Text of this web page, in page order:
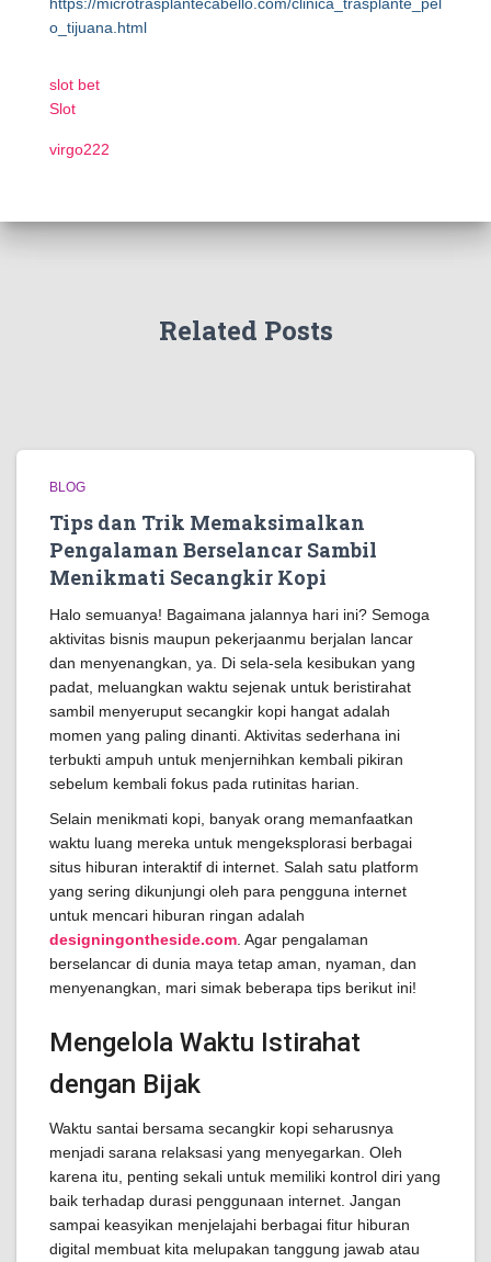
o_tijuana.html
slot bet
Slot
virgo222
Related Posts
BLOG
Tips dan Trik Memaksimalkan
Pengalaman Berselancar Sambil
Menikmati Secangkir Kopi
Halo semuanya! Bagaimana jalannya hari ini? Semoga
aktivitas bisnis maupun pekerjaanmu berjalan lancar
dan menyenangkan, ya. Di sela-sela kesibukan yang
padat, meluangkan waktu sejenak untuk beristirahat
sambil menyeruput secangkir kopi hangat adalah
momen yang paling dinanti. Aktivitas sederhana ini
terbukti ampuh untuk menjernihkan kembali pikiran
sebelum kembali fokus pada rutinitas harian.
Selain menikmati kopi, banyak orang memanfaatkan
waktu luang mereka untuk mengeksplorasi berbagai
situs hiburan interaktif di internet. Salah satu platform
yang sering dikunjungi oleh para pengguna internet
untuk mencari hiburan ringan adalah
designingontheside.com . Agar pengalaman
berselancar di dunia maya tetap aman, nyaman, dan
menyenangkan, mari simak beberapa tips berikut ini!
Mengelola Waktu Istirahat
dengan Bijak
Waktu santai bersama secangkir kopi seharusnya
menjadi sarana relaksasi yang menyegarkan. Oleh
karena itu, penting sekali untuk memiliki kontrol diri yang
baik terhadap durasi penggunaan internet. Jangan
sampai keasyikan menjelajahi berbagai fitur hiburan
digital membuat kita melupakan tanggung jawab atau